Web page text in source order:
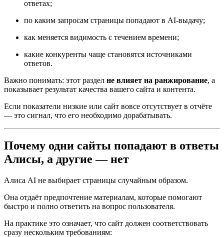
ответах;
по каким запросам страницы попадают в AI-выдачу;
как меняется видимость с течением времени;
какие конкуренты чаще становятся источниками
ответов.
Важно понимать: этот раздел не влияет на ранжирование, а
показывает результат качества вашего сайта и контента.
Если показатели низкие или сайт вовсе отсутствует в отчёте
— это сигнал, что его необходимо дорабатывать.
Почему одни сайты попадают в ответы
Алисы, а другие — нет
Алиса AI не выбирает страницы случайным образом.
Она отдаёт предпочтение материалам, которые помогают
быстро и полно ответить на вопрос пользователя.
На практике это означает, что сайт должен соответствовать
сразу нескольким требованиям: